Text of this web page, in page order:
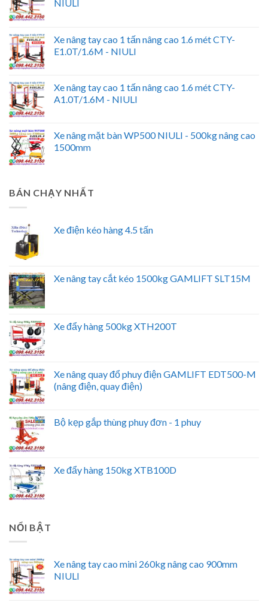
NIULI
Xe nâng tay cao 1 tấn nâng cao 1.6 mét CTY-
E1.0T/1.6M - NIULI
Xe nâng tay cao 1 tấn nâng cao 1.6 mét CTY-
A1.0T/1.6M - NIULI
Xe nâng mặt bàn WP500 NIULI - 500kg nâng cao
1500mm
BÁN CHẠY NHẤT
Xe điện kéo hàng 4.5 tấn
Xe nâng tay cắt kéo 1500kg GAMLIFT SLT15M
Xe đẩy hàng 500kg XTH200T
Xe nâng quay đổ phuy điện GAMLIFT EDT500-M
(nâng điện, quay điện)
Bộ kẹp gắp thùng phuy đơn - 1 phuy
Xe đẩy hàng 150kg XTB100D
NỔI BẬT
Xe nâng tay cao mini 260kg nâng cao 900mm
NIULI